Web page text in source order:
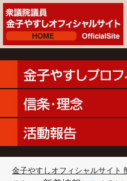
金子やすしオフィシャルサイト